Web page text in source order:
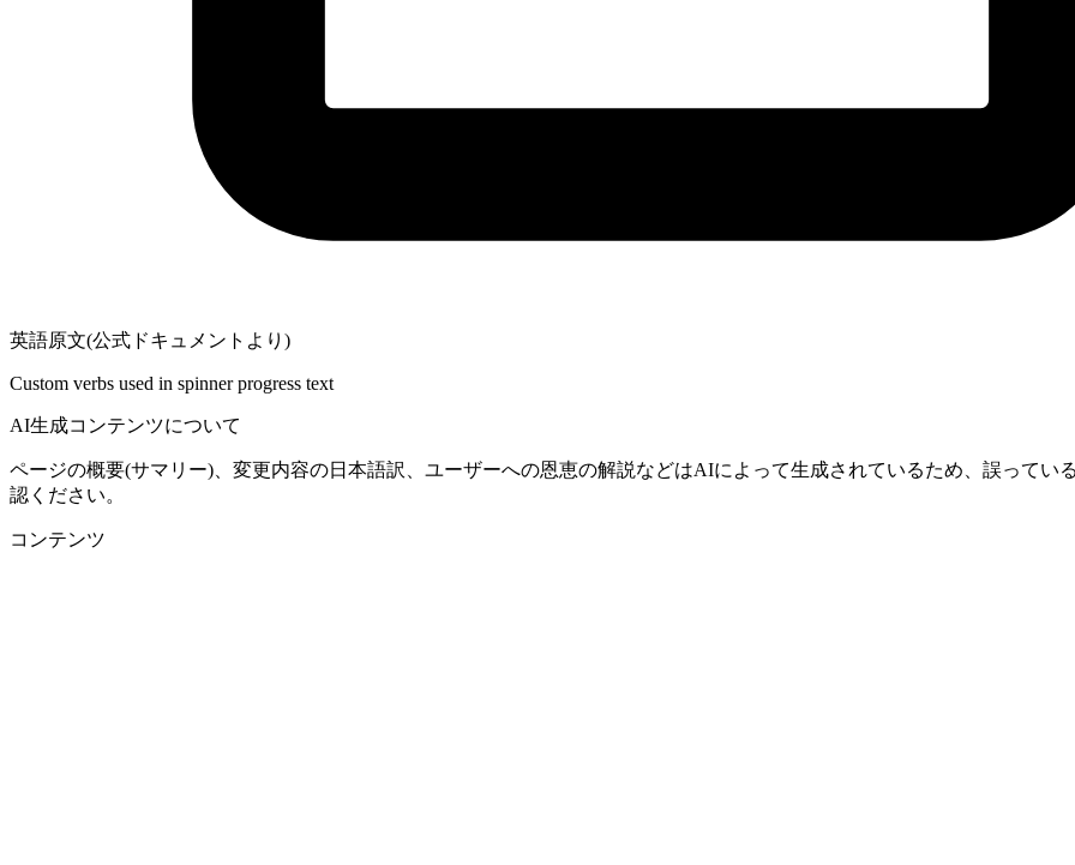
英語原文(公式ドキュメントより)
Custom verbs used in spinner progress text
AI生成コンテンツについて
ページの概要(サマリー)、変更内容の日本語訳、ユーザーへの恩恵の解説などはAIによって生成されているため、誤ってい
認ください。
コンテンツ